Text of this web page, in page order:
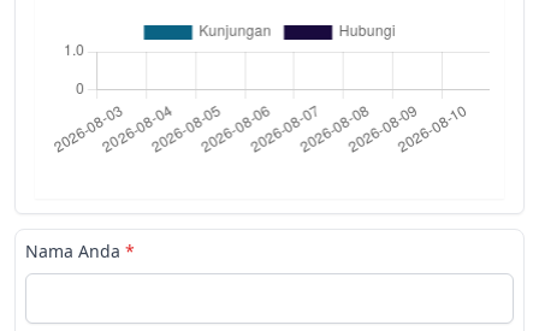
Nama Anda *